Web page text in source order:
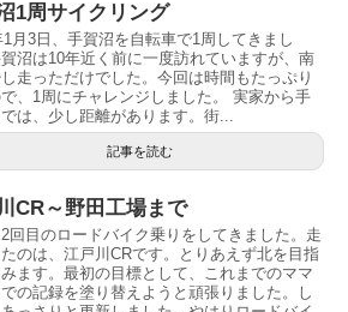
1周サイクリング
1月3日、手賀沼を自転車で1周してきまし
沼は10年近く前に一度訪れていますが、南
走っただけでした。今回は時間もたっぷり
、1周にチャレンジしました。 実家から手
は、少し距離があります。街...
記事を読む
CR～野田工場まで
回目のロードバイク乗りをしてきました。走
のは、江戸川CRです。とりあえず北を目指
みます。最初の目標として、これまでのママ
の記録を塗り替えようと頑張りました。し